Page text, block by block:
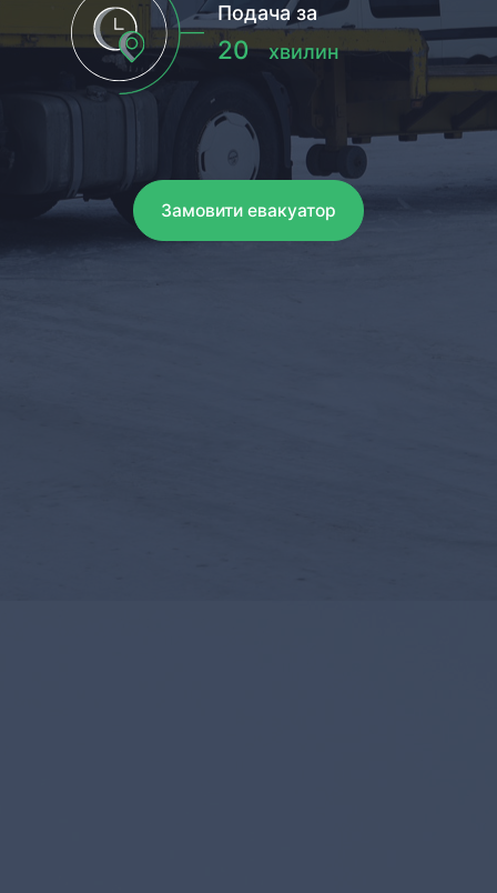
Подача за
20 хвилин
Замовити евакуатор